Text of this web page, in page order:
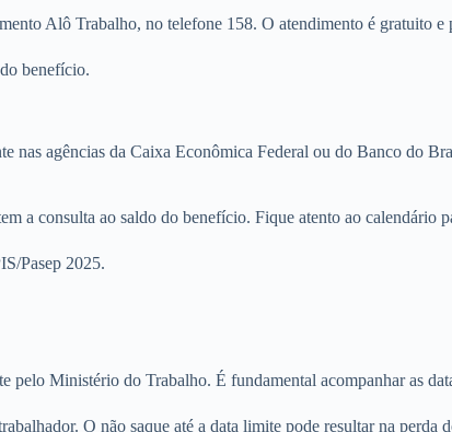
Alô Trabalho, no telefone 158. O atendimento é gratuito e
benefício.
nas agências da Caixa Econômica Federal ou do Banco do
a consulta ao saldo do benefício. Fique atento ao calendário
Pasep 2025.
pelo Ministério do Trabalho. É fundamental acompanhar as
O não saque até a data limite pode resultar na perda